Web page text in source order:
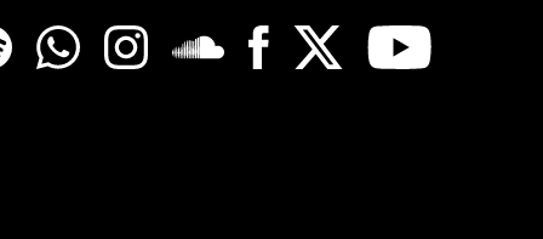
WhatsappInstagramSoundcloreFacebook
X Youtube